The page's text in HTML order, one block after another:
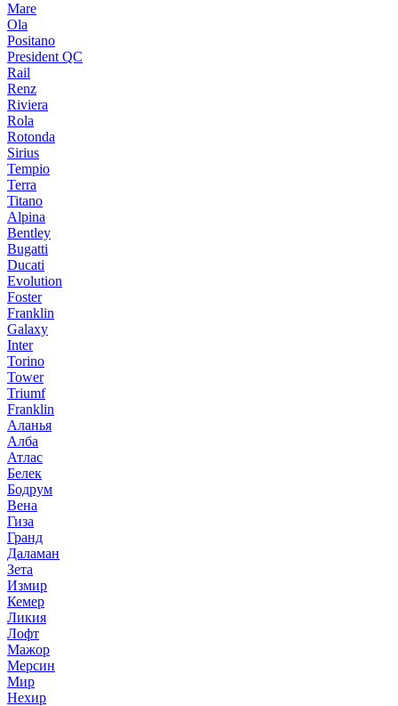
Mare
Ola
Positano
President QC
Rail
Renz
Riviera
Rola
Rotonda
Sirius
Tempio
Terra
Titano
Alpina
Bentley
Bugatti
Ducati
Evolution
Foster
Franklin
Galaxy
Inter
Torino
Tower
Triumf
Franklin
Аланья
Алба
Атлас
Белек
Бодрум
Вена
Гиза
Гранд
Даламан
Зета
Измир
Кемер
Ликия
Лофт
Мажор
Мерсин
Мир
Нехир